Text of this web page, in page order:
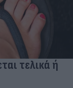
τελικά ή